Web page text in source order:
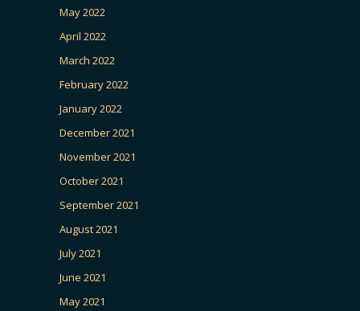
May 2022
April 2022
March 2022
February 2022
January 2022
December 2021
November 2021
October 2021
September 2021
August 2021
July 2021
June 2021
May 2021